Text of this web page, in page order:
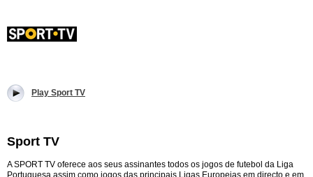
Play Sport TV
Sport TV
A SPORT TV oferece aos seus assinantes todos os jogos de futebol da Liga
Portuguesa assim como jogos das principais Ligas Europeias em directo e em